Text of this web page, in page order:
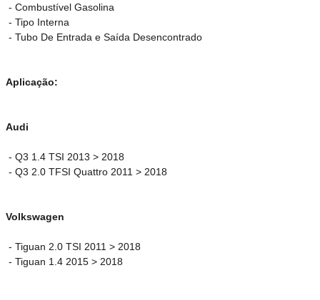
- Combustível Gasolina
- Tipo Interna
- Tubo De Entrada e Saída Desencontrado
Aplicação:
Audi
- Q3 1.4 TSI 2013 > 2018
- Q3 2.0 TFSI Quattro 2011 > 2018
Volkswagen
- Tiguan 2.0 TSI 2011 > 2018
- Tiguan 1.4 2015 > 2018